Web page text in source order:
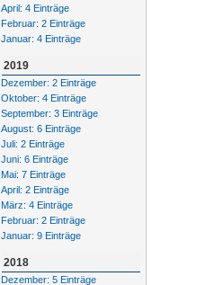
April: 4 Einträge
Februar: 2 Einträge
Januar: 4 Einträge
2019
Dezember: 2 Einträge
Oktober: 4 Einträge
September: 3 Einträge
August: 6 Einträge
Juli: 2 Einträge
Juni: 6 Einträge
Mai: 7 Einträge
April: 2 Einträge
März: 4 Einträge
Februar: 2 Einträge
Januar: 9 Einträge
2018
Dezember: 5 Einträge